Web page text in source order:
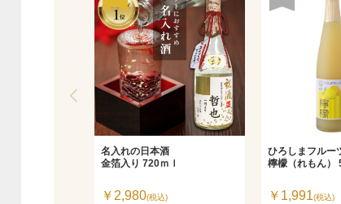
名入れの日本酒
金箔入り 720ｍｌ
￥2,980(税込)
ひろしまフルー
檸檬（れもん）
￥1,991(税込)